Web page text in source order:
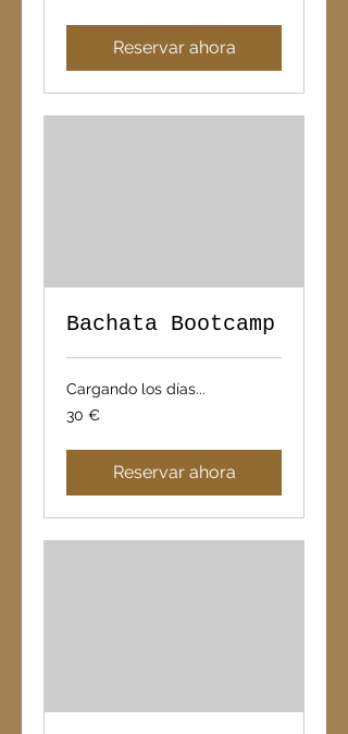
Reservar ahora
Bachata Bootcamp
Cargando los días...
euros
30 €
Reservar ahora